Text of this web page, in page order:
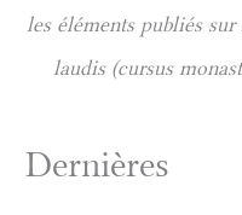
les éléments publiés sur
laudis (cursus
Dernières